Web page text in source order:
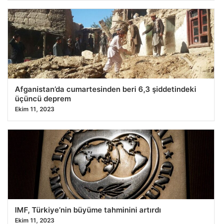
Afganistan’da cumartesinden beri 6,3 şiddetindeki
üçüncü deprem
Ekim 11, 2023
IMF, Türkiye’nin büyüme tahminini artırdı
Ekim 11, 2023